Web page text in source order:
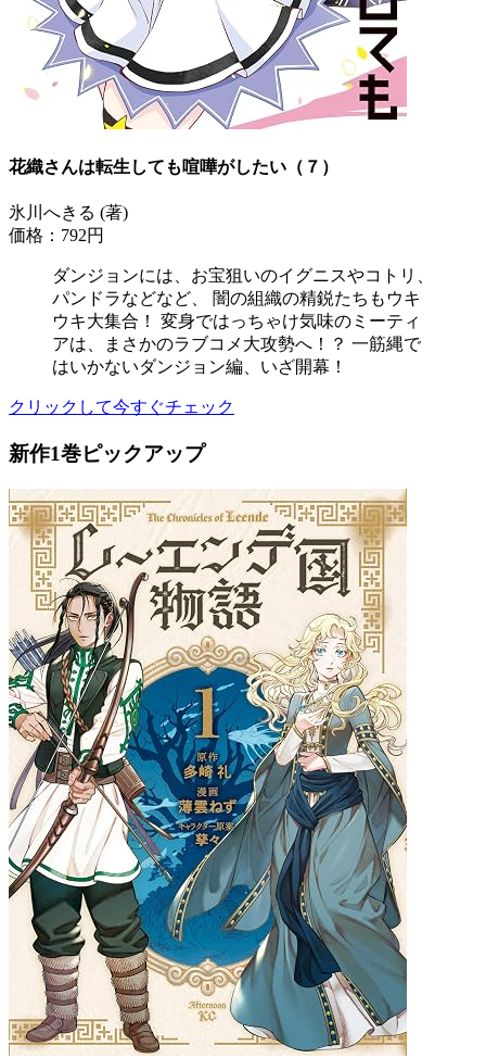
花織さんは転生しても喧嘩がしたい（７）
氷川へきる (著)
価格：792円
ダンジョンには、お宝狙いのイグニスやコトリ、
パンドラなどなど、 闇の組織の精鋭たちもウキ
ウキ大集合！ 変身ではっちゃけ気味のミーティ
アは、まさかのラブコメ大攻勢へ！？ 一筋縄で
はいかないダンジョン編、いざ開幕！
クリックして今すぐチェック
新作1巻ピックアップ